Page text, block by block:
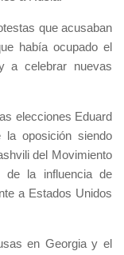
que acusaban
había ocupado el
a celebrar nuevas
elecciones Eduard
oposición siendo
del Movimiento
de la influencia de
a Estados Unidos
en Georgia y el